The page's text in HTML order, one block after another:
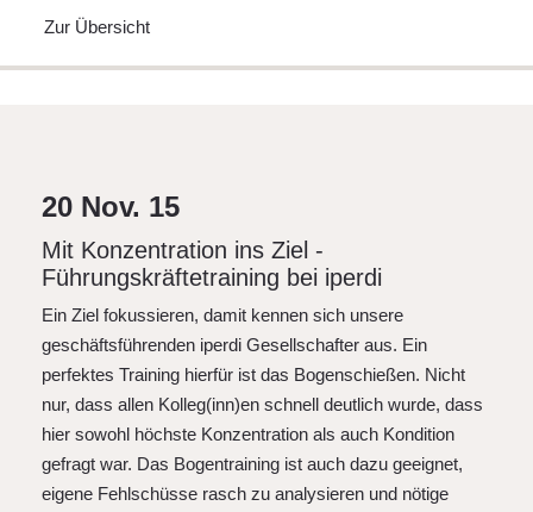
Zur Übersicht
20 Nov. 15
Mit Konzentration ins Ziel -
Führungskräftetraining bei iperdi
Ein Ziel fokussieren, damit kennen sich unsere
geschäftsführenden iperdi Gesellschafter aus. Ein
perfektes Training hierfür ist das Bogenschießen. Nicht
nur, dass allen Kolleg(inn)en schnell deutlich wurde, dass
hier sowohl höchste Konzentration als auch Kondition
gefragt war. Das Bogentraining ist auch dazu geeignet,
eigene Fehlschüsse rasch zu analysieren und nötige
Impressum
Downloads
FAQ
Sitemap
Datenschutz